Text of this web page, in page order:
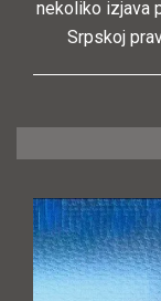
nekoliko izjava
Srpskoj